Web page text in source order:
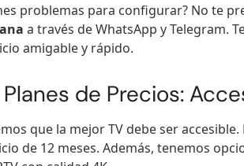
problemas para configurar? No te
a través de WhatsApp y Telegram.
amigable y rápido.
Planes de Precios:
que la mejor TV debe ser
de 12 meses. Además, tenemos